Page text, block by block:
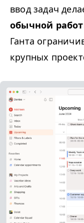
ввод задач
обычной
Ганта
крупных